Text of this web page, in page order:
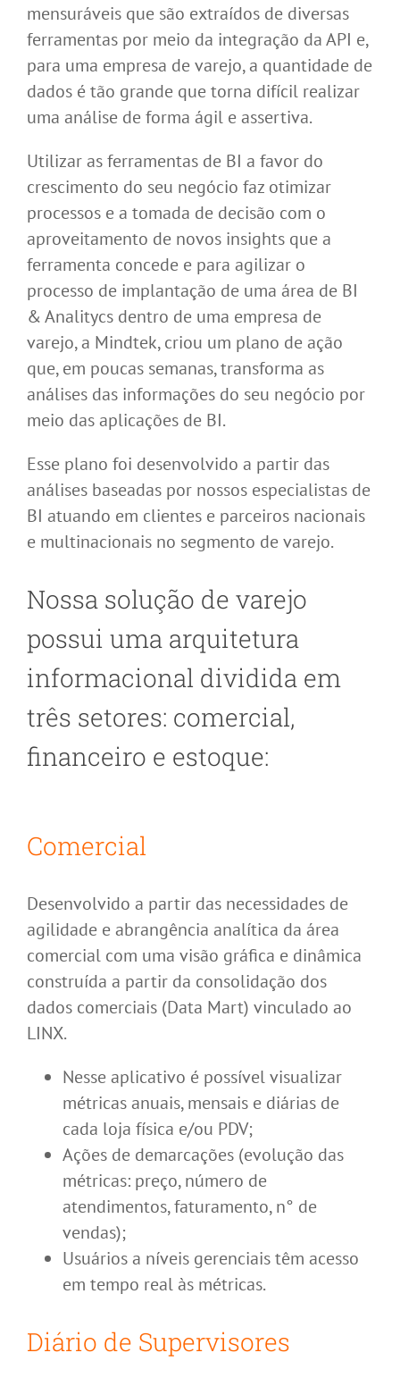
mensuráveis que são extraídos de diversas
ferramentas por meio da integração da API e,
para uma empresa de varejo, a quantidade de
dados é tão grande que torna difícil realizar
uma análise de forma ágil e assertiva.
Utilizar as ferramentas de BI a favor do
crescimento do seu negócio faz otimizar
processos e a tomada de decisão com o
aproveitamento de novos insights que a
ferramenta concede e para agilizar o
processo de implantação de uma área de BI
& Analitycs dentro de uma empresa de
varejo, a Mindtek, criou um plano de ação
que, em poucas semanas, transforma as
análises das informações do seu negócio por
meio das aplicações de BI.
Esse plano foi desenvolvido a partir das
análises baseadas por nossos especialistas de
BI atuando em clientes e parceiros nacionais
e multinacionais no segmento de varejo.
Nossa solução de varejo
possui uma arquitetura
informacional dividida em
três setores: comercial,
financeiro e estoque:
Comercial
Desenvolvido a partir das necessidades de
agilidade e abrangência analítica da área
comercial com uma visão gráfica e dinâmica
construída a partir da consolidação dos
dados comerciais (Data Mart) vinculado ao
LINX.
Nesse aplicativo é possível visualizar
métricas anuais, mensais e diárias de
cada loja física e/ou PDV;
Ações de demarcações (evolução das
métricas: preço, número de
atendimentos, faturamento, n° de
vendas);
Usuários a níveis gerenciais têm acesso
em tempo real às métricas.
Diário de Supervisores